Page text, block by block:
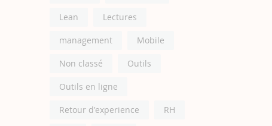
Lean Lectures
management Mobile
Non classé Outils
Outils en ligne
Retour d'experience RH